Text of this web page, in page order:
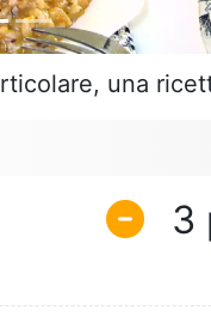
una
3